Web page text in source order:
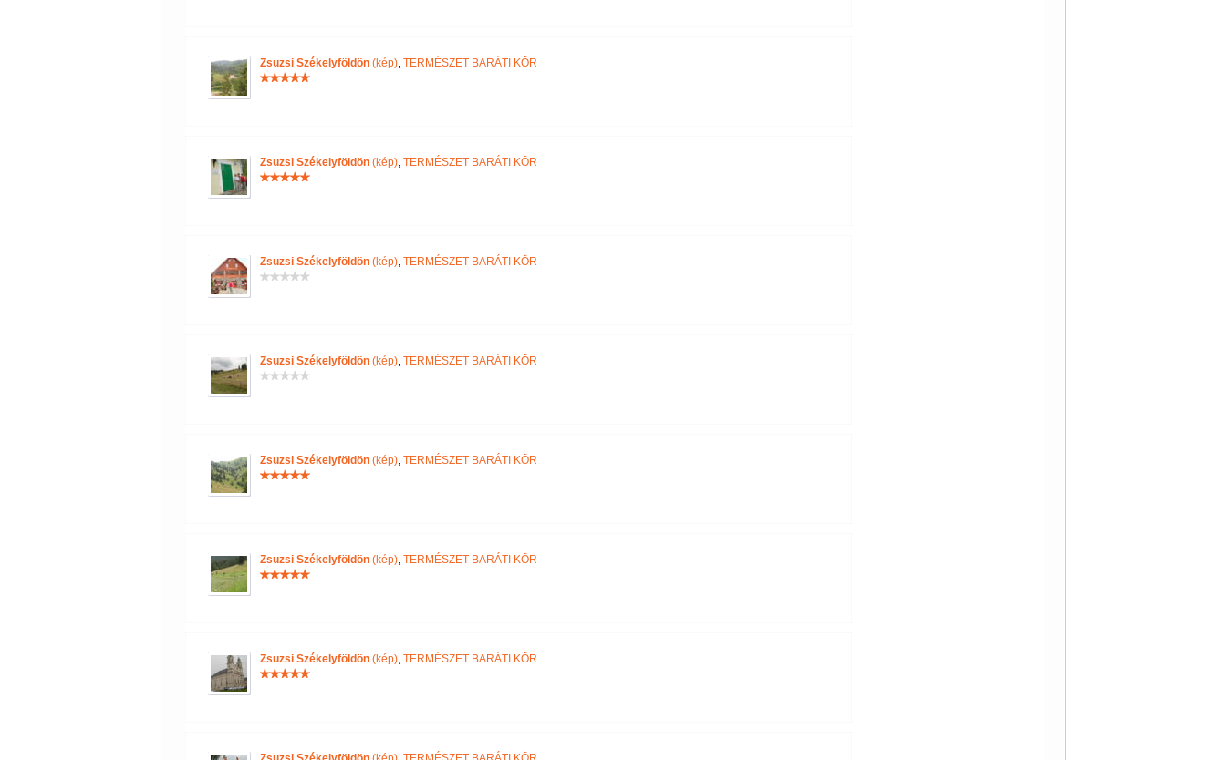
Zsuzsi Székelyföldön(kép), TERMÉSZET BARÁTI KÖR
Zsuzsi Székelyföldön(kép), TERMÉSZET BARÁTI KÖR
Zsuzsi Székelyföldön(kép), TERMÉSZET BARÁTI KÖR
Zsuzsi Székelyföldön(kép), TERMÉSZET BARÁTI KÖR
Zsuzsi Székelyföldön(kép), TERMÉSZET BARÁTI KÖR
Zsuzsi Székelyföldön(kép), TERMÉSZET BARÁTI KÖR
Zsuzsi Székelyföldön(kép), TERMÉSZET BARÁTI KÖR